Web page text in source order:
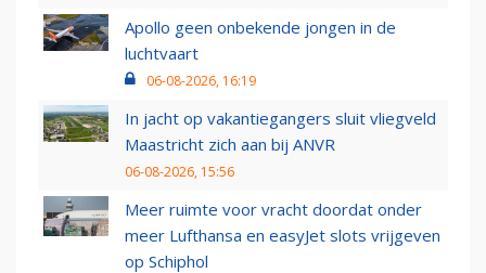
Apollo geen onbekende jongen in de
luchtvaart
06-08-2026, 16:19
In jacht op vakantiegangers sluit vliegveld
Maastricht zich aan bij ANVR
06-08-2026, 15:56
Meer ruimte voor vracht doordat onder
meer Lufthansa en easyJet slots vrijgeven
op Schiphol